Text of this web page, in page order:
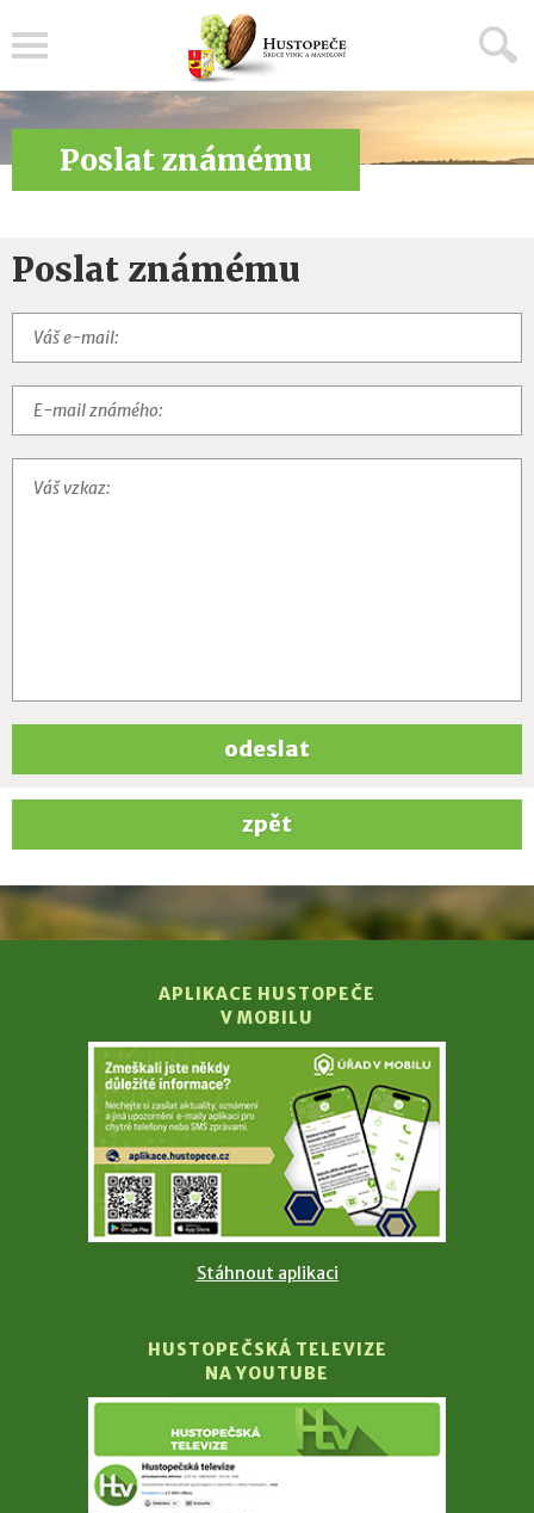
Poslat známému
Poslat známému
odeslat
zpět
APLIKACE HUSTOPEČE
V MOBILU
Stáhnout aplikaci
HUSTOPEČSKÁ TELEVIZE
NA YOUTUBE